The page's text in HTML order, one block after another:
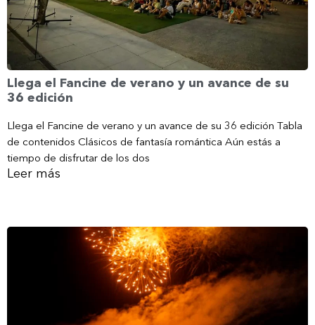
Llega el Fancine de verano y un avance de su
36 edición
Llega el Fancine de verano y un avance de su 36 edición Tabla
de contenidos Clásicos de fantasía romántica Aún estás a
tiempo de disfrutar de los dos
Leer más